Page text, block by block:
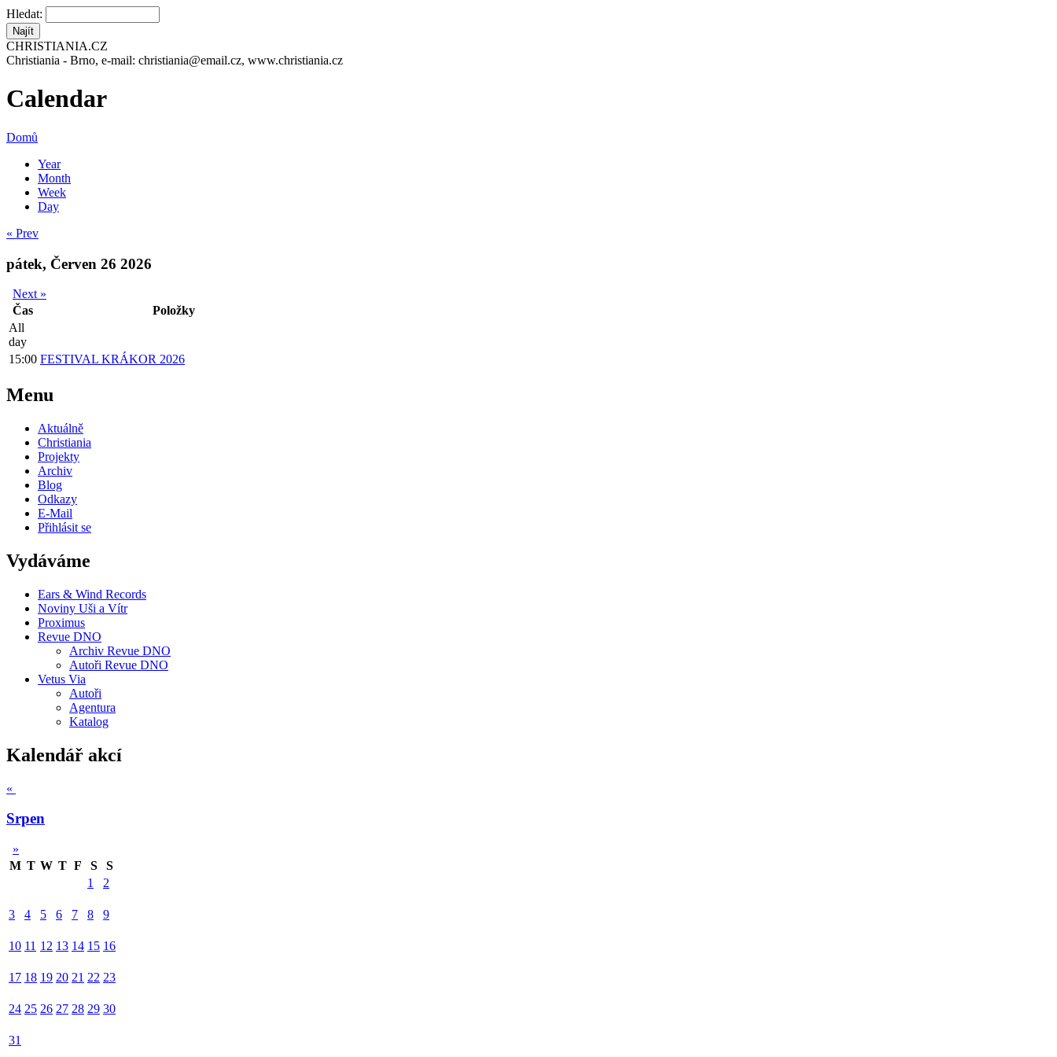
Hledat:
CHRISTIANIA.CZ
Christiania - Brno, e-mail: christiania@email.cz, www.christiania.cz
Calendar
Domů
Year
Month
Week
Day
« Prev
pátek, Červen 26 2026
Next »
Čas
Položky
All
day
15:00 FESTIVAL KRÁKOR 2026
Menu
Aktuálně
Christiania
Projekty
Archiv
Blog
Odkazy
E-Mail
Přihlásit se
Vydáváme
Ears & Wind Records
Noviny Uši a Vítr
Proximus
Revue DNO
Archiv Revue DNO
Autoři Revue DNO
Vetus Via
Autoři
Agentura
Katalog
Kalendář akcí
«
Srpen
»
M T W T F S
S
1
2
3 4 5 6 7 8 9
10 11 12 13 14 15 16
17 18 19 20 21 22 23
24 25 26 27 28 29 30
31